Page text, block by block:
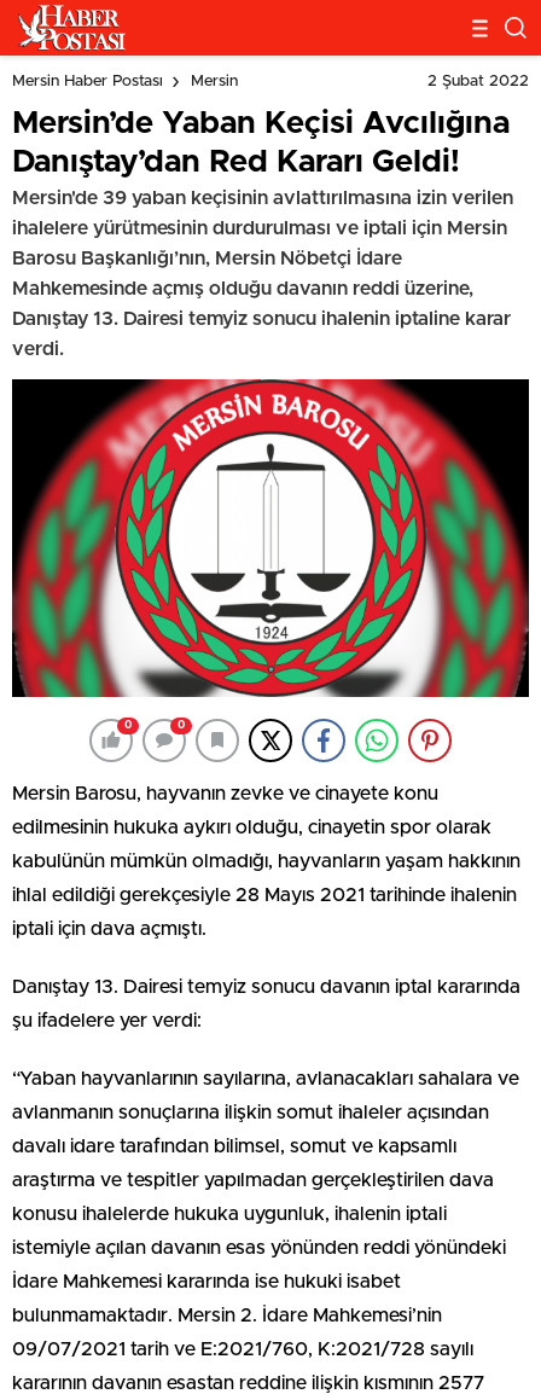
Mersin Haber Postası Mersin 2 Şubat 2022
Mersin’de Yaban Keçisi Avcılığına
Danıştay’dan Red Kararı Geldi!
Mersin'de 39 yaban keçisinin avlattırılmasına izin verilen
ihalelere yürütmesinin durdurulması ve iptali için Mersin
Barosu Başkanlığı’nın, Mersin Nöbetçi İdare
Mahkemesinde açmış olduğu davanın reddi üzerine,
Danıştay 13. Dairesi temyiz sonucu ihalenin iptaline karar
verdi.
0 0
Mersin Barosu, hayvanın zevke ve cinayete konu
edilmesinin hukuka aykırı olduğu, cinayetin spor olarak
kabulünün mümkün olmadığı, hayvanların yaşam hakkının
ihlal edildiği gerekçesiyle 28 Mayıs 2021 tarihinde ihalenin
iptali için dava açmıştı.
Danıştay 13. Dairesi temyiz sonucu davanın iptal kararında
şu ifadelere yer verdi:
“Yaban hayvanlarının sayılarına, avlanacakları sahalara ve
avlanmanın sonuçlarına ilişkin somut ihaleler açısından
davalı idare tarafından bilimsel, somut ve kapsamlı
araştırma ve tespitler yapılmadan gerçekleştirilen dava
konusu ihalelerde hukuka uygunluk, ihalenin iptali
istemiyle açılan davanın esas yönünden reddi yönündeki
İdare Mahkemesi kararında ise hukuki isabet
bulunmamaktadır. Mersin 2. İdare Mahkemesi’nin
09/07/2021 tarih ve E:2021/760, K:2021/728 sayılı
kararının davanın esastan reddine ilişkin kısmının 2577